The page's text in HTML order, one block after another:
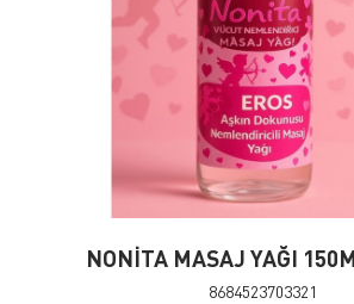
NONİTA MASAJ YAĞI
8684523703321